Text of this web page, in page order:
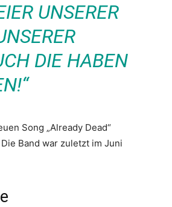
UNSERER E
M
DIE HABEN W
Song „Already Dead“
Die Band war zuletzt im Juni